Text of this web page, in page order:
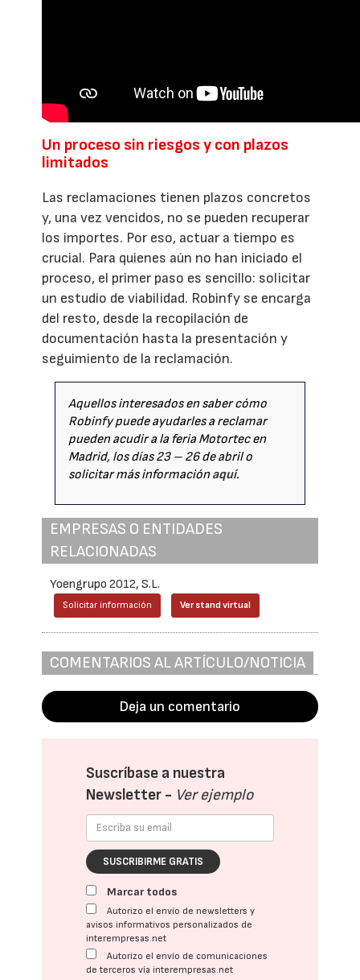
Un proceso sin riesgos y con plazos
limitados
Las reclamaciones tienen plazos concretos
y, una vez vencidos, no se pueden recuperar
los importes. Por eso, actuar a tiempo es
crucial. Para quienes aún no han iniciado el
proceso, el primer paso es sencillo: solicitar
un estudio de viabilidad. Robinfy se encarga
del resto, desde la recopilación de
documentación hasta la presentación y
seguimiento de la reclamación.
Aquellos interesados en saber cómo
Robinfy puede ayudarles a reclamar
pueden acudir a la feria Motortec en
Madrid, los días 23 – 26 de abril o
solicitar más informaciónaquí.
EMPRESAS O ENTIDADES
RELACIONADAS
Yoengrupo 2012, S.L.
Solicitar información Ver stand virtual
COMENTARIOS AL ARTÍCULO/NOTICIA
Deja un comentario
Suscríbase a nuestra
Newsletter - Ver ejemplo
SUSCRIBIRME GRATIS
Marcar todos
Autorizo el envío de newsletters y
avisos informativos personalizados de
interempresas.net
Autorizo el envío de comunicaciones
de terceros vía interempresas.net